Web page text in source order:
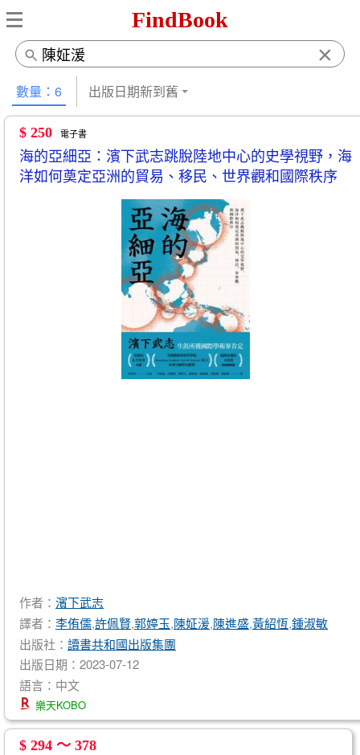
FindBook
×
數量：6 出版日期新到舊
$ 250 電子書
海的亞細亞：濱下武志跳脫陸地中心的史學視野，海
洋如何奠定亞洲的貿易、移民、世界觀和國際秩序
作者： 濱下武志
譯者： 李侑儒,許佩賢,郭婷玉,陳姃湲,陳進盛,黃紹恆,鍾淑敏
出版社： 讀書共和國出版集團
出版日期：2023-07-12
語言：中文
樂天KOBO
$ 294 ～ 378